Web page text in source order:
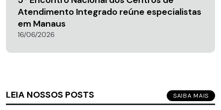
Atendimento Integrado reúne especialistas
em Manaus
16/06/2026
LEIA NOSSOS POSTS SAIBA MAIS